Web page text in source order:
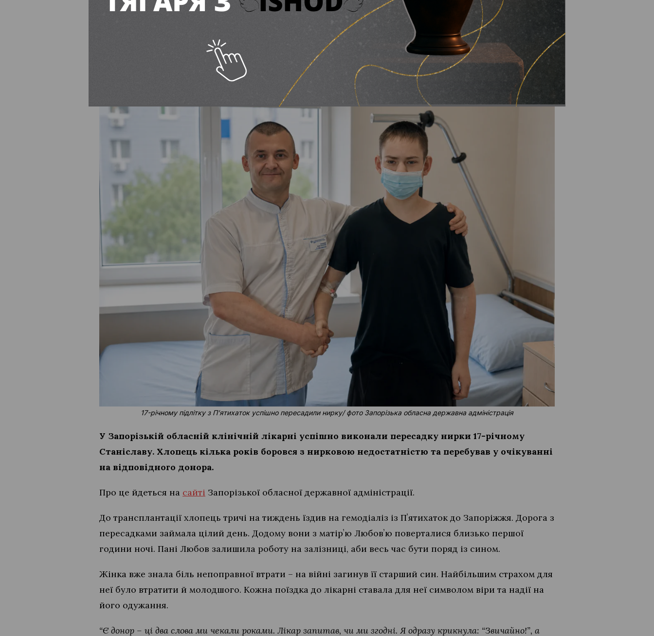
пересадили нирку
16:00, 7 Серпня 2026
17-річному підлітку з Пʼятихаток успішно пересадили нирку/ фото Запорізька обласна державна адміністрація
У Запорізькій обласній клінічній лікарні успішно виконали пересадку нирки 17-річному
Станіславу. Хлопець кілька років боровся з нирковою недостатністю та перебував у очікуванні
на відповідного донора.
Про це йдеться на сайті Запорізької обласної державної адміністрації.
До трансплантації хлопець тричі на тиждень їздив на гемодіаліз із Пʼятихаток до Запоріжжя. Дорога з
пересадками займала цілий день. Додому вони з матірʼю Любовʼю поверталися близько першої
години ночі. Пані Любов залишила роботу на залізниці, аби весь час бути поряд із сином.
Жінка вже знала біль непоправної втрати – на війні загинув її старший син. Найбільшим страхом для
неї було втратити й молодшого. Кожна поїздка до лікарні ставала для неї символом віри та надії на
його одужання.
“Є донор – ці два слова ми чекали роками. Лікар запитав, чи ми згодні. Я одразу крикнула: “Звичайно!”, а